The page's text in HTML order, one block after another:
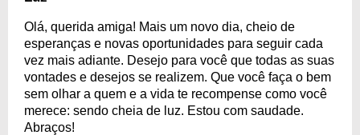
Olá, querida amiga! Mais um novo dia, cheio de
esperanças e novas oportunidades para seguir cada
vez mais adiante. Desejo para você que todas as suas
vontades e desejos se realizem. Que você faça o bem
sem olhar a quem e a vida te recompense como você
merece: sendo cheia de luz. Estou com saudade.
Abraços!